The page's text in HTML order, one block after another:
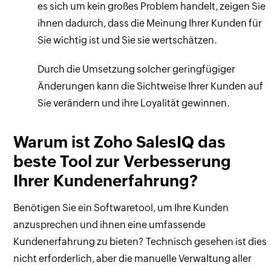
es sich um kein großes Problem handelt, zeigen Sie
ihnen dadurch, dass die Meinung Ihrer Kunden für
Sie wichtig ist und Sie sie wertschätzen.
Durch die Umsetzung solcher geringfügiger
Änderungen kann die Sichtweise Ihrer Kunden auf
Sie verändern und ihre Loyalität gewinnen.
Warum ist Zoho SalesIQ das
beste Tool zur Verbesserung
Ihrer Kundenerfahrung?
Benötigen Sie ein Softwaretool, um Ihre Kunden
anzusprechen und ihnen eine umfassende
Kundenerfahrung zu bieten? Technisch gesehen ist dies
nicht erforderlich, aber die manuelle Verwaltung aller